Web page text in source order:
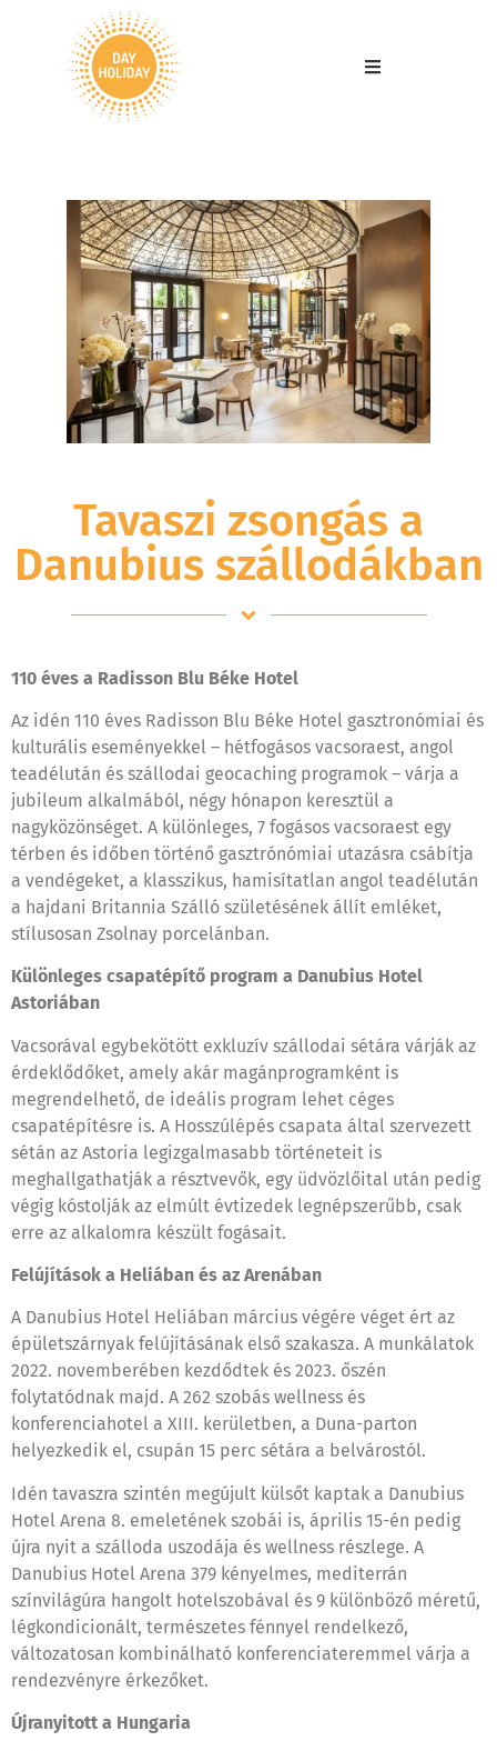
Tavaszi zsongás a
Danubius szállodákban
110 éves a Radisson Blu Béke Hotel
Az idén 110 éves Radisson Blu Béke Hotel gasztronómiai és
kulturális eseményekkel – hétfogásos vacsoraest, angol
teadélután és szállodai geocaching programok – várja a
jubileum alkalmából, négy hónapon keresztül a
nagyközönséget. A különleges, 7 fogásos vacsoraest egy
térben és időben történő gasztrónómiai utazásra csábítja
a vendégeket, a klasszikus, hamisítatlan angol teadélután
a hajdani Britannia Szálló születésének állít emléket,
stílusosan Zsolnay porcelánban.
Különleges csapatépítő program a Danubius Hotel
Astoriában
Vacsorával egybekötött exkluzív szállodai sétára várják az
érdeklődőket, amely akár magánprogramként is
megrendelhető, de ideális program lehet céges
csapatépítésre is. A Hosszúlépés csapata által szervezett
sétán az Astoria legizgalmasabb történeteit is
meghallgathatják a résztvevők, egy üdvözlőital után pedig
végig kóstolják az elmúlt évtizedek legnépszerűbb, csak
erre az alkalomra készült fogásait.
Felújítások a Heliában és az Arenában
A Danubius Hotel Heliában március végére véget ért az
épületszárnyak felújításának első szakasza. A munkálatok
2022. novemberében kezdődtek és 2023. őszén
folytatódnak majd. A 262 szobás wellness és
konferenciahotel a XIII. kerületben, a Duna-parton
helyezkedik el, csupán 15 perc sétára a belvárostól.
Idén tavaszra szintén megújult külsőt kaptak a Danubius
Hotel Arena 8. emeletének szobái is, április 15-én pedig
újra nyit a szálloda uszodája és wellness részlege. A
Danubius Hotel Arena 379 kényelmes, mediterrán
színvilágúra hangolt hotelszobával és 9 különböző méretű,
légkondicionált, természetes fénnyel rendelkező,
változatosan kombinálható konferenciateremmel várja a
rendezvényre érkezőket.
Újranyitott a Hungaria